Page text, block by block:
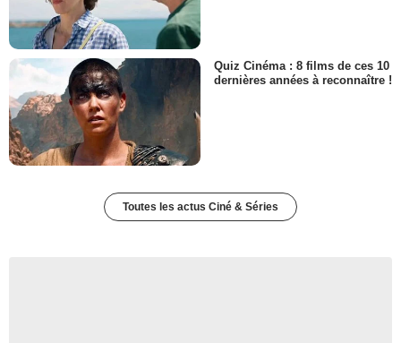
Quiz Cinéma : 8 films de ces 10
dernières années à reconnaître !
Toutes les actus Ciné & Séries